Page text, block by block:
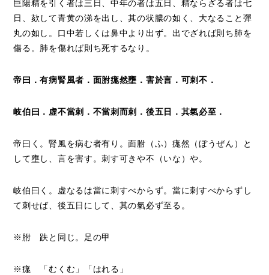
巨陽精を引く者は三日、中年の者は五日、精ならざる者は七
日、欬して青黄の涕を出し、其の状膿の如く、大なること彈
丸の如し。口中若しくは鼻中より出ず。出でざれば則ち肺を
傷る。肺を傷れば則ち死するなり。
帝曰．有病腎風者．面胕痝然壅．害於言．可刺不．
岐伯曰．虚不當刺．不當刺而刺．後五日．其氣必至．
帝曰く。腎風を病む者有り。面胕（ふ）痝然（ぼうぜん）と
して壅し、言を害す。刺す可きや不（いな）や。
岐伯曰く。虚なるは當に刺すべからず。當に刺すべからずし
て刺せば、後五日にして、其の氣必ず至る。
※胕 趺と同じ。足の甲
※痝 「むくむ」「はれる」